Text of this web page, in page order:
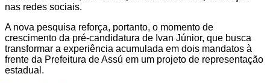
nas redes sociais.
A nova pesquisa reforça, portanto, o momento de
crescimento da pré-candidatura de Ivan Júnior, que busca
transformar a experiência acumulada em dois mandatos à
frente da Prefeitura de Assú em um projeto de representação
estadual.